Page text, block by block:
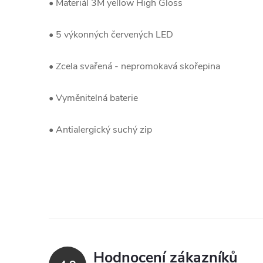
• Materiál 3M yellow High Gloss
• 5 výkonných červených LED
• Zcela svařená - nepromokavá skořepina
• Vyměnitelná baterie
• Antialergický suchý zip
Hodnocení zákazníků